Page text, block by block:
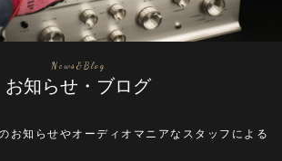
News&Blog
お知らせ・ブログ
お知らせやオーディオマニアなスタッフによる